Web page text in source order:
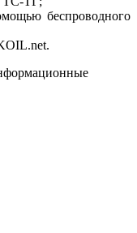
беспроводного